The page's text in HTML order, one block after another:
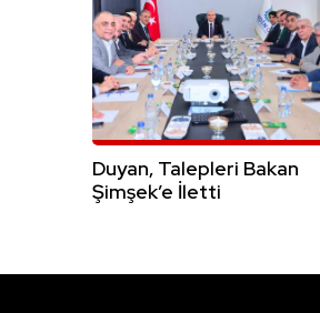
Duyan, Talepleri Bakan
Şimşek’e İletti